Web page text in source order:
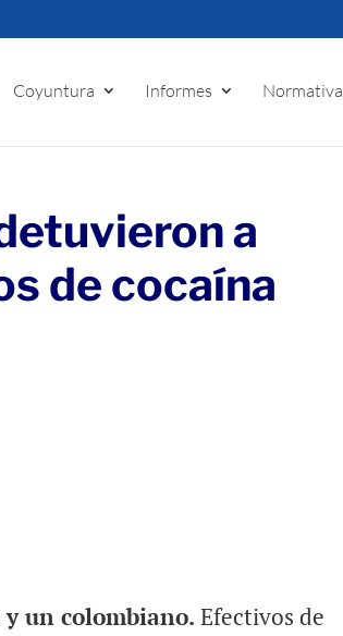
Coyuntura Informes Normativa
a
de cocaína
un colombiano. Efectivos de